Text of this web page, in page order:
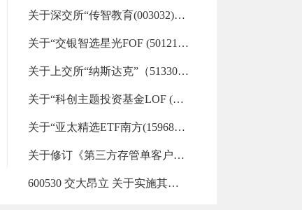
关于深交所“传智教育(003032)”重点监控证券交易的风险提示（2026-08-05 17:11:57.0)
关于“交银智选星光FOF (501210)”“金ETF嘉实 (159831)”“美国50ETF汇添富 (159577)”等33支重点监控证券交易的风险提示（2026-08-05 17:07:13.0)
关于上交所“纳斯达克”（513300）重点监控证券交易的风险提示（2026-08-05 09:18:07.0)
关于“科创主题投资基金LOF (501080)”“财通升级混合LOF (501015)”等32支重点监控证券交易的风险提示（2026-08-04 15:13:31.0)
关于“亚太精选ETF南方(159687)”“标普信息科技LOF (161128)”等26支重点监控证券交易的风险提示（2026-08-04 09:11:39.0)
关于修订《第三方存管单客户多银行服务协议》《第三方存管单客户多银行服务风险揭示书》及《兴业证券股份有限公司银衍转账服务协议》的公告（2026-08-03 18:34:08.0)
600530 交大昂立 关于实施其他风险警示暨停牌的公告（2026-08-03 13:44:00.0)